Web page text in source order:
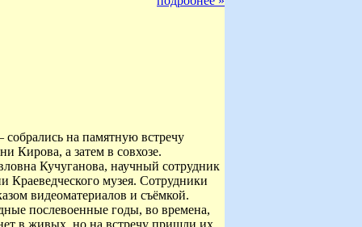
на памятную встречу
Кирова, а затем в совхозе.
Кучуганова, научный сотрудник
музея. Сотрудники
видеоматериалов и съёмкой.
послевоенные годы, во времена,
в живых, но на встречу пришли их